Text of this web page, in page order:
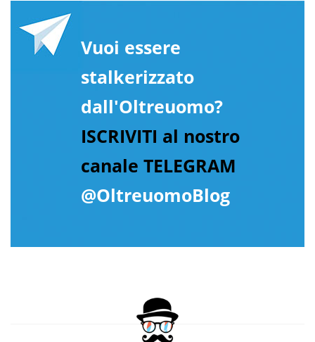
Vuoi essere
stalkerizzato
dall'Oltreuomo?
ISCRIVITI al nostro
canale TELEGRAM
@OltreuomoBlog